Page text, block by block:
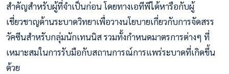
สำคัญสำหรับผู้ที่จำเป็นก่อน โดยทางเอทีพีได้หารือกับผู้
เชี่ยวชาญด้านระบาดวิทยาเพื่อวางนโยบายเกี่ยวกับการจัดสรร
วัคซีนสำหรับกลุ่มนักเทนนิส รวมทั้งกำหนดมาตรการต่างๆ ที่
เหมาะสมในการรับมือกับสถานการณ์การแพร่ระบาดที่เกิดขึ้น
ด้วย